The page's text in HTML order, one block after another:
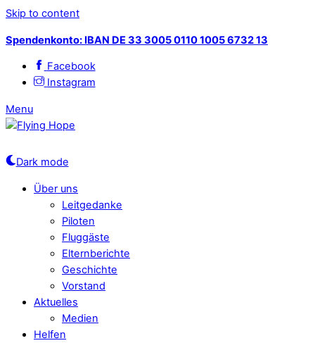
Skip to content
Spendenkonto: IBAN DE 33 3005 0110 1005 6732 13
Facebook
Instagram
Menu
Dark mode
Über uns
Leitgedanke
Piloten
Fluggäste
Elternberichte
Geschichte
Vorstand
Aktuelles
Medien
Helfen